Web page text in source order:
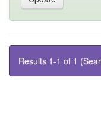
Results 1-1 of 1